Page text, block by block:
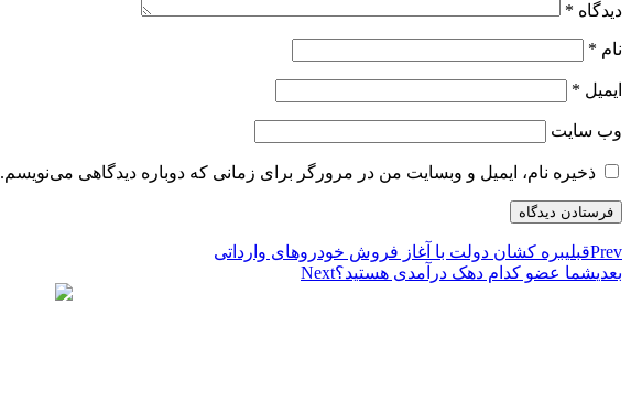
دیدگاه *
نام *
ایمیل *
وب‌ سایت
ذخیره نام، ایمیل و وبسایت من در مرورگر برای زمانی که دوباره دیدگاهی می‌نویسم.
Prevقبلیبره کشان دولت با آغاز فروش خودروهای وارداتی
بعدیشما عضو کدام دهک درآمدی هستید؟Next